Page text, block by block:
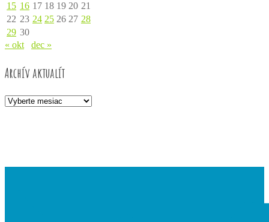
15 16 17 18 19 20 21
22 23 24 25 26 27 28
29 30
« okt
dec »
Archív aktualít
Archív